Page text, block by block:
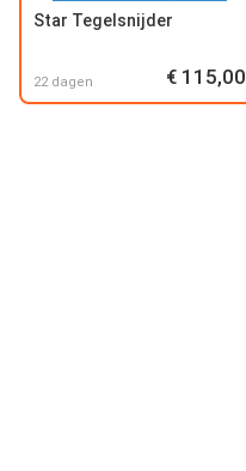
Star Tegelsnijder
22 dagen € 115,00